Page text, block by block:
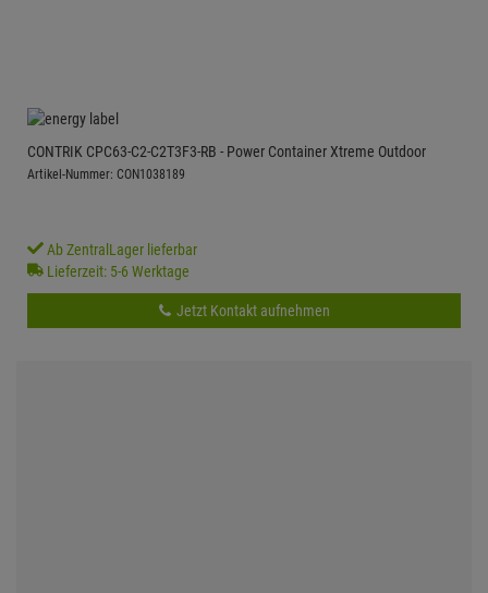
CONTRIK CPC63-C2-C2T3F3-RB - Power Container Xtreme Outdoor
Artikel-Nummer: CON1038189
Ab ZentralLager lieferbar
Lieferzeit: 5-6 Werktage
Jetzt Kontakt aufnehmen